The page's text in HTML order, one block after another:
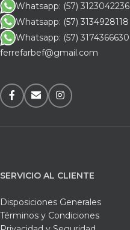
Whatsapp: (57) 3123042236
Whatsapp: (57) 3134928118
Whatsapp: (57) 3174366630
ferrefarbef@gmail.com
SERVICIO AL CLIENTE
Disposiciones Generales
Términos y Condiciones